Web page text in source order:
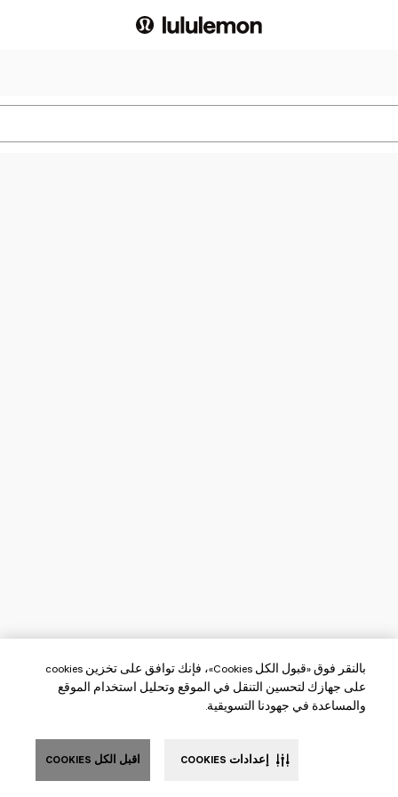
بالنقر فوق «قبول الكل Cookies»، فإنك توافق على تخزين cookies
على جهازك لتحسين التنقل في الموقع وتحليل استخدام الموقع
والمساعدة في جهودنا التسويقية.
اقبل الكل COOKIES إعدادات COOKIES